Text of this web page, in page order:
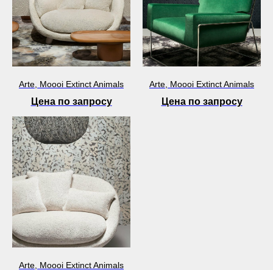
Arte, Moooi Extinct Animals
Цена по запросу
Arte, Moooi Extinct Animals
Цена по запросу
Arte, Moooi Extinct Animals